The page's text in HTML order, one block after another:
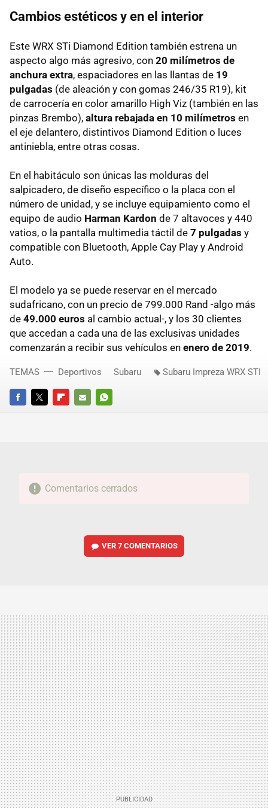
Cambios estéticos y en el interior
Este WRX STi Diamond Edition también estrena un
aspecto algo más agresivo, con 20 milímetros de
anchura extra, espaciadores en las llantas de 19
pulgadas (de aleación y con gomas 246/35 R19), kit
de carrocería en color amarillo High Viz (también en las
pinzas Brembo), altura rebajada en 10 milímetros en
el eje delantero, distintivos Diamond Edition o luces
antiniebla, entre otras cosas.
En el habitáculo son únicas las molduras del
salpicadero, de diseño específico o la placa con el
número de unidad, y se incluye equipamiento como el
equipo de audio Harman Kardon de 7 altavoces y 440
vatios, o la pantalla multimedia táctil de 7 pulgadas y
compatible con Bluetooth, Apple Cay Play y Android
Auto.
El modelo ya se puede reservar en el mercado
sudafricano, con un precio de 799.000 Rand -algo más
de 49.000 euros al cambio actual-, y los 30 clientes
que accedan a cada una de las exclusivas unidades
comenzarán a recibir sus vehículos en enero de 2019.
FACEBOOKTWITTERFLIPBOARD
E-
WHATSAPP
TEMAS Deportivos Subaru Subaru Impreza WRX STI
Comentarios cerrados
VER7 COMENTARIOS